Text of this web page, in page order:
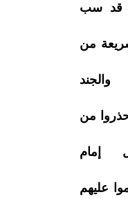
قد سب
من
من
إمام